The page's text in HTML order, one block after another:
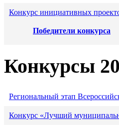
Конкурс инициативных
Победители конкурса
Конкурсы
Региональный этап
Конкурс «Лучший